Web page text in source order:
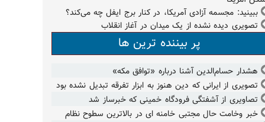
ببینید: مجسمه آزادی آمریکا، در کنار برج ایفل چه می‌کند؟
تصویری دیده نشده از یک میدان در آغاز انقلاب
پر بیننده ترین ها
هشدار حسام‌الدین آشنا درباره «توافق مکه»
تصویری از ایرانی که دین هنوز به ابزار تفرقه تبدیل نشده بود
تصاویری از آشفتگی فرودگاه خمینی که خبرساز شد
خبر وخامت حال مجتبی خامنه ای در بالاترین سطوح نظام